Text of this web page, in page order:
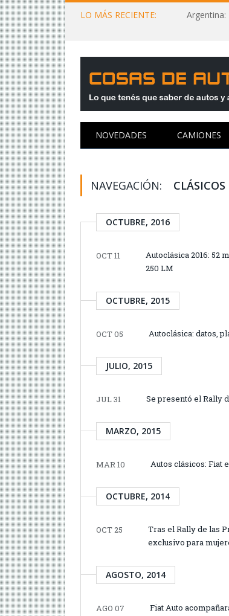
LO MÁS RECIENTE:
NOVEDADES CAMIONES
NAVEGACIÓN: CLÁSICOS
OCTUBRE, 2016
OCT 11
Autoclásica 2016: 52
250 LM
OCTUBRE, 2015
OCT 05 Autoclásica: datos,
JULIO, 2015
JUL 31 Se presentó el Rally
MARZO, 2015
MAR 10 Autos clásicos: Fiat
OCTUBRE, 2014
OCT 25
Tras el Rally de las
exclusivo para
AGOSTO, 2014
AGO 07 Fiat Auto